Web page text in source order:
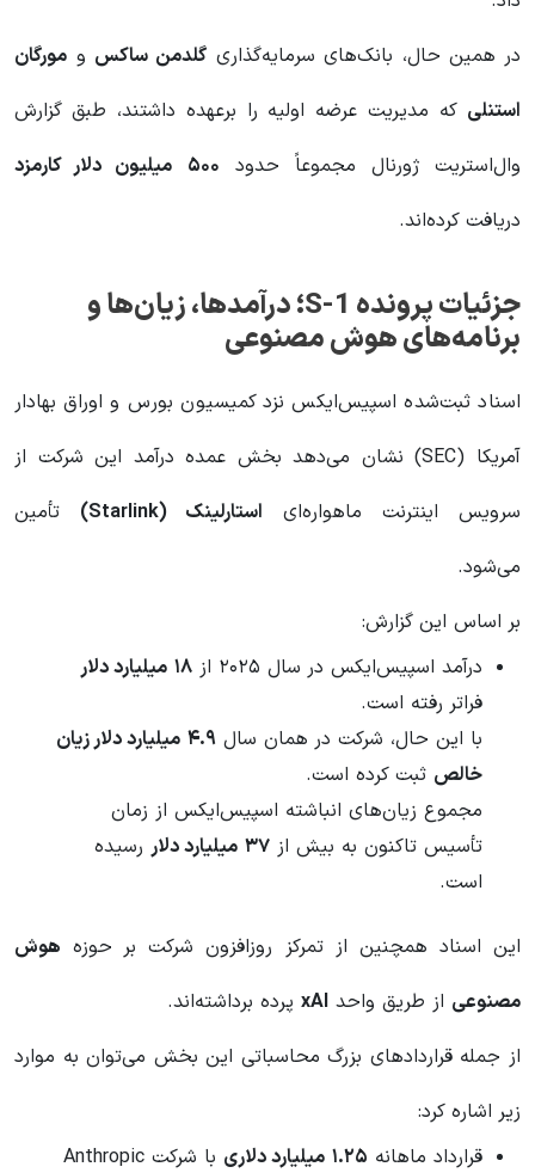
در همین حال، بانک‌های سرمایه‌گذاریگلدمن ساکس و مورگان
استنلی که مدیریت عرضه اولیه را برعهده داشتند، طبق گزارش
وال‌استریت ژورنال مجموعاً حدود ۵۰۰ میلیون دلار کارمزد
دریافت کرده‌اند.
جزئیات پرونده
؛ درآمدها، زیان‌ها و
برنامه‌های هوش مصنوعی
اسناد ثبت‌شده اسپیس‌ایکس نزد کمیسیون بورس و اوراق بهادار
آمریکا (SEC) نشان می‌دهد بخش عمده درآمد این شرکت از
سرویس اینترنت ماهواره‌ای استارلینک (Starlink)
تأمین
می‌شود.
بر اساس این گزارش:
درآمد اسپیس‌ایکس در سال ۲۰۲۵ از
۱۸ میلیارد دلار
فراتر رفته است.
با این حال، شرکت در همان سال ۴.۹ میلیارد دلار زیان
خالص ثبت کرده است.
مجموع زیان‌های انباشته اسپیس‌ایکس از زمان
تأسیس تاکنون به بیش از ۳۷ میلیارد دلار رسیده
است.
این اسناد همچنین از تمرکز روزافزون شرکت بر حوزه هوش
مصنوعی از طریق واحد xAI پرده برداشته‌اند.
از جمله قراردادهای بزرگ محاسباتی این بخش می‌توان به موارد
زیر اشاره کرد:
قرارداد ماهانه ۱.۲۵ میلیارد دلاری با شرکت Anthropic